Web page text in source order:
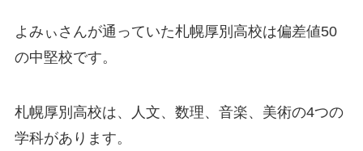
よみぃさんが通っていた札幌厚別高校は偏差値50
の中堅校です。
札幌厚別高校は、人文、数理、音楽、美術の4つの
学科があります。